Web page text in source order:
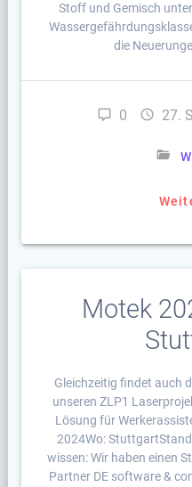
Stoff und Gemisch
die
0 27.
Motek
Gleichzeitig findet auch
unseren ZLP1
Lösung für
2024Wo:
wissen: Wir haben einen
Partner DE software &